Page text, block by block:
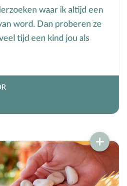
misbruik
waar ik altijd een
word. Dan proberen ze
tijd een kind jou als